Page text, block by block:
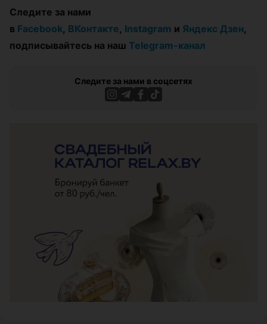
Следите за нами
в Facebook, ВКонтакте, Instagram и Яндекс Дзен,
подписывайтесь на наш Telegram-канал
Следите за нами в соцсетях